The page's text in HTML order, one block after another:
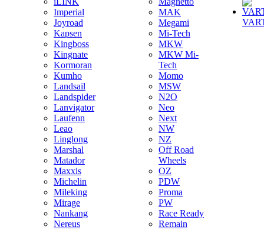
Imperial
Joyroad
Kapsen
Kingboss
Kingnate
Kormoran
Kumho
Landsail
Landspider
Lanvigator
Laufenn
Leao
Linglong
Marshal
Matador
Maxxis
Michelin
Mileking
Mirage
Nankang
Nereus
MAK
Megami
Mi-Tech
MKW
MKW Mi-
Tech
Momo
MSW
N2O
Neo
Next
NW
NZ
Off Road
Wheels
OZ
PDW
Proma
PW
Race Ready
Remain